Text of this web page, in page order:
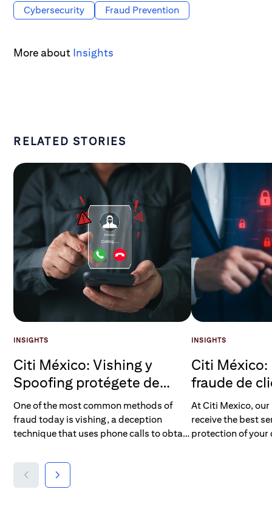
Cybersecurity Fraud Prevention
More about Insights
RELATED STORIES
INSIGHTS
Citi México: Vishing y
Spoofing protégete de
llamadas fraudulentas
One of the most common methods of
fraud today is vishing, a deception
technique that uses phone calls to obtain
about how it works and how to protect
yourself.
INSIGHTS
Citi
fraude de
situación
At Citi Mexico,
receive the best
protection of your